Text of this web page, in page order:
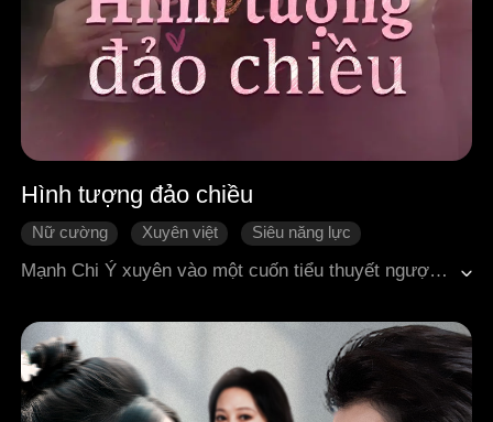
Hình tượng đảo chiều
Nữ cường Xuyên việt
Siêu năng lực
Tình cảm gia đình Ngôn tình hiện đại
Mạnh Chi Ý xuyên vào một cuốn tiểu thuyết ngược luyến kiểu cũ, trở thành nữ phụ độc ác. Đáng lẽ sắp "về hưu", cô lại bị ép buộc phải gắn với nhiệm vụ "tăng chỉ số bị ghét". Không ngờ hệ thống gặp lỗi, khiến toàn bộ suy nghĩ trong lòng cô bị cả gia đình nghe rõ mồn một!Từ đó, cốt truyện hoàn toàn lệch hướng. Trên con đường cố gắng đóng vai nữ phụ độc ác, chăm chỉ gây chuyện của mình, cô chẳng những không khiến ai chán ghét, mà còn trở thành bảo bối trong lòng ba người anh trai.Kết cục gia đình họ Mạnh phá sản rồi chết thảm cũng bị đảo ngược hoàn toàn. Ngay cả vị hôn phu lạnh lùng vốn dĩ phải ghét cô là Thẩm Khuyết, cũng bất ngờ thay đổi thái độ, ngày càng quấn quýt bên cô.Nhìn thanh tiến độ nhiệm vụ tụt về con số không, Mạnh Chi Ý ngửa mặt than trời: "Cái nhiệm vụ này rốt cuộc còn hoàn thành được không vậy!"